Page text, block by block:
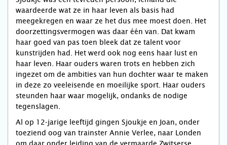
waardeerde wat ze in haar leven als basis had
meegekregen en waar ze het dus mee moest doen. Het
doorzettingsvermogen was daar één van. Dat kwam
haar goed van pas toen bleek dat ze talent voor
kunstrijden had. Het werd ook nog eens haar lust en
haar leven. Haar ouders waren trots en hebben zich
ingezet om de ambities van hun dochter waar te maken
in deze zo veeleisende en moeilijke sport. Haar ouders
steunden haar waar mogelijk, ondanks de nodige
tegenslagen.
Al op 12-jarige leeftijd gingen Sjoukje en Joan, onder
toeziend oog van trainster Annie Verlee, naar Londen